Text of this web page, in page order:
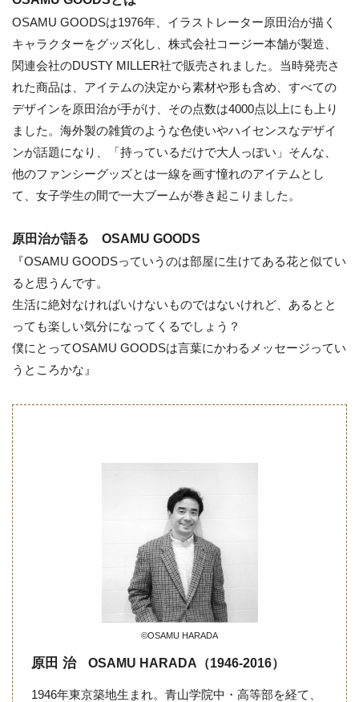
OSAMU GOODSは1976年、イラストレーター原田治が描く
キャラクターをグッズ化し、株式会社コージー本舗が製造、
関連会社のDUSTY MILLER社で販売されました。当時発売さ
れた商品は、アイテムの決定から素材や形も含め、すべての
デザインを原田治が手がけ、その点数は4000点以上にも上り
ました。海外製の雑貨のような色使いやハイセンスなデザイ
ンが話題になり、「持っているだけで大人っぽい」そんな、
他のファンシーグッズとは一線を画す憧れのアイテムとし
て、女子学生の間で一大ブームが巻き起こりました。
原田治が語る OSAMU GOODS
『OSAMU GOODSっていうのは部屋に生けてある花と似てい
ると思うんです。
生活に絶対なければいけないものではないけれど、あるとと
っても楽しい気分になってくるでしょう？
僕にとってOSAMU GOODSは言葉にかわるメッセージってい
うところかな』
©OSAMU HARADA
原田 治 OSAMU HARADA（1946-2016）
1946年東京築地生まれ。青山学院中・高等部を経て、